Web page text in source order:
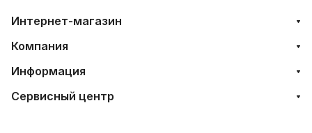
Интернет-магазин
Компания
Информация
Сервисный центр